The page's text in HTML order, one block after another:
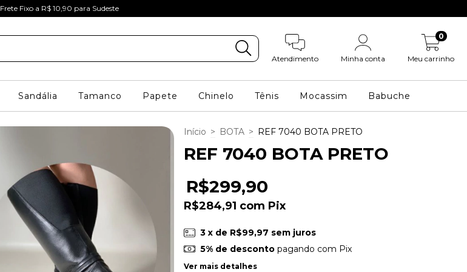
Frete Fixo a R$ 10,90 para Sudeste
Atendimento Minha conta Meu carrinho
0
Sandália Tamanco Papete Chinelo Tênis Mocassim Babuche
Início > BOTA > REF 7040 BOTA PRETO
REF 7040 BOTA PRETO
R$299,90
R$284,91 com Pix
3 x de R$99,97 sem juros
5% de descontopagando com Pix
Ver mais detalhes